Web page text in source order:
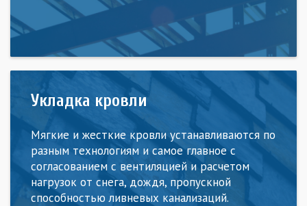
Укладка кровли
Мягкие и жесткие кровли устанавливаются по
разным технологиям и самое главное с
согласованием с вентиляцией и расчетом
нагрузок от снега, дождя, пропускной
способностью ливневых канализаций.